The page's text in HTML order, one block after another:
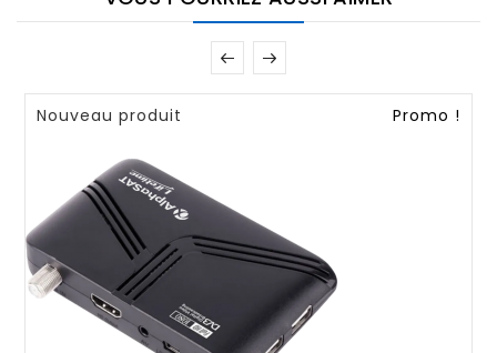
Promo !
Nouveau produit